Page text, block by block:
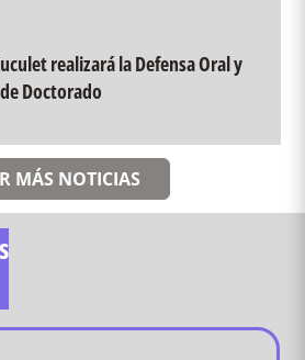
realizará la Defensa Oral y
Doctorado
MÁS NOTICIAS